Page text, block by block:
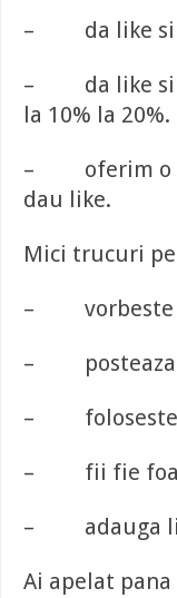
– da like si
– da like si
la 10% la 20%.
– oferim o
dau like.
Mici trucuri
– vorbeste
– posteaza
– foloseste
– fii fie
– adauga
Ai apelat